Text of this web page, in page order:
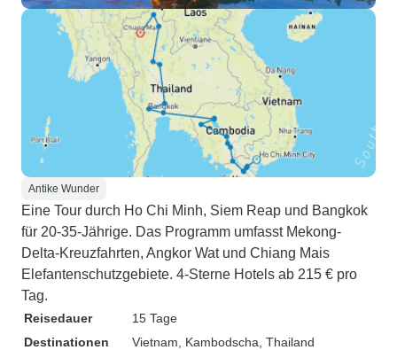
Antike Wunder
Eine Tour durch Ho Chi Minh, Siem Reap und Bangkok
für 20-35-Jährige. Das Programm umfasst Mekong-
Delta-Kreuzfahrten, Angkor Wat und Chiang Mais
Elefantenschutzgebiete. 4-Sterne Hotels ab 215 € pro
Tag.
Reisedauer
15 Tage
Destinationen
Vietnam , Kambodscha , Thailand